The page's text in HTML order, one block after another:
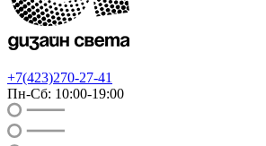
+7(423)270-27-41
Пн-Сб: 10:00-19:00